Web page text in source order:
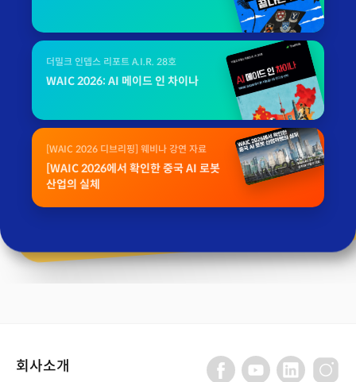
더밀크 인뎁스 리포트 A.I.R. 28호
WAIC 2026: AI 메이드 인 차이나
[WAIC 2026 디브리핑] 웨비나 강연 자료
[WAIC 2026에서 확인한 중국 AI 로봇
산업의 실체
회사소개